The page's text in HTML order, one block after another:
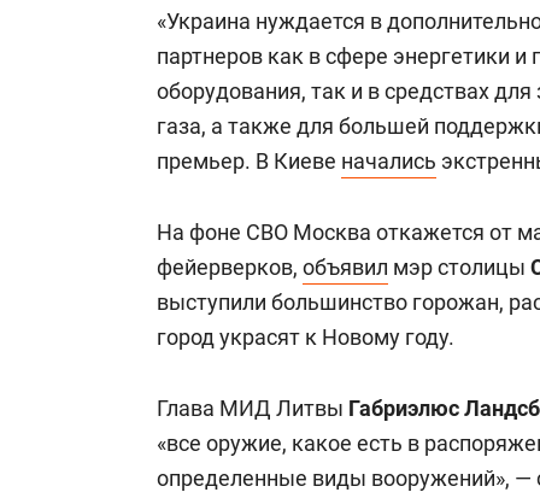
«Украина нуждается в
партнеров как в сфере энергетики и
оборудования, так и в средствах
газа, а также для большей
премьер. В Киеве начались
На фоне СВО Москва откажется от
фейерверков, объявил мэр столицы
выступили большинство горожан,
город украсят к Новому году.
Глава МИД Литвы Габриэлюс
«все оружие, какое есть в
определенные виды вооружений», —